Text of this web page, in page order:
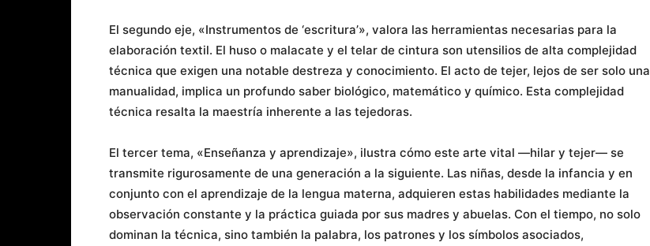
El segundo eje, «Instrumentos de ‘escritura’», valora las herramientas necesarias para la
elaboración textil. El huso o malacate y el telar de cintura son utensilios de alta complejidad
técnica que exigen una notable destreza y conocimiento. El acto de tejer, lejos de ser solo una
manualidad, implica un profundo saber biológico, matemático y químico. Esta complejidad
técnica resalta la maestría inherente a las tejedoras.
El tercer tema, «Enseñanza y aprendizaje», ilustra cómo este arte vital —hilar y tejer— se
transmite rigurosamente de una generación a la siguiente. Las niñas, desde la infancia y en
conjunto con el aprendizaje de la lengua materna, adquieren estas habilidades mediante la
observación constante y la práctica guiada por sus madres y abuelas. Con el tiempo, no solo
dominan la técnica, sino también la palabra, los patrones y los símbolos asociados,